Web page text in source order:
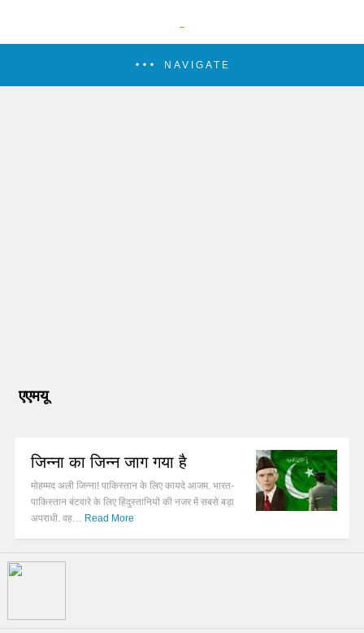
NAVIGATE
एएमयू
जिन्ना का जिन्न जाग गया है
मोहम्मद अली जिन्ना! पाकिस्तान के लिए कायदे आजम. भारत-
पाकिस्तान बंटवारे के लिए हिंदुस्तानियों की नजर में सबसे बड़ा
अपराधी. वह… Read More